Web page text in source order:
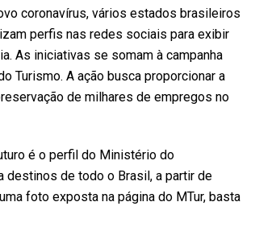
coronavírus, vários estados brasileiros
perfis nas redes sociais para exibir
As iniciativas se somam à campanha
Turismo. A ação busca proporcionar a
de milhares de empregos no
é o perfil do Ministério do
destinos de todo o Brasil, a partir de
foto exposta na página do MTur, basta